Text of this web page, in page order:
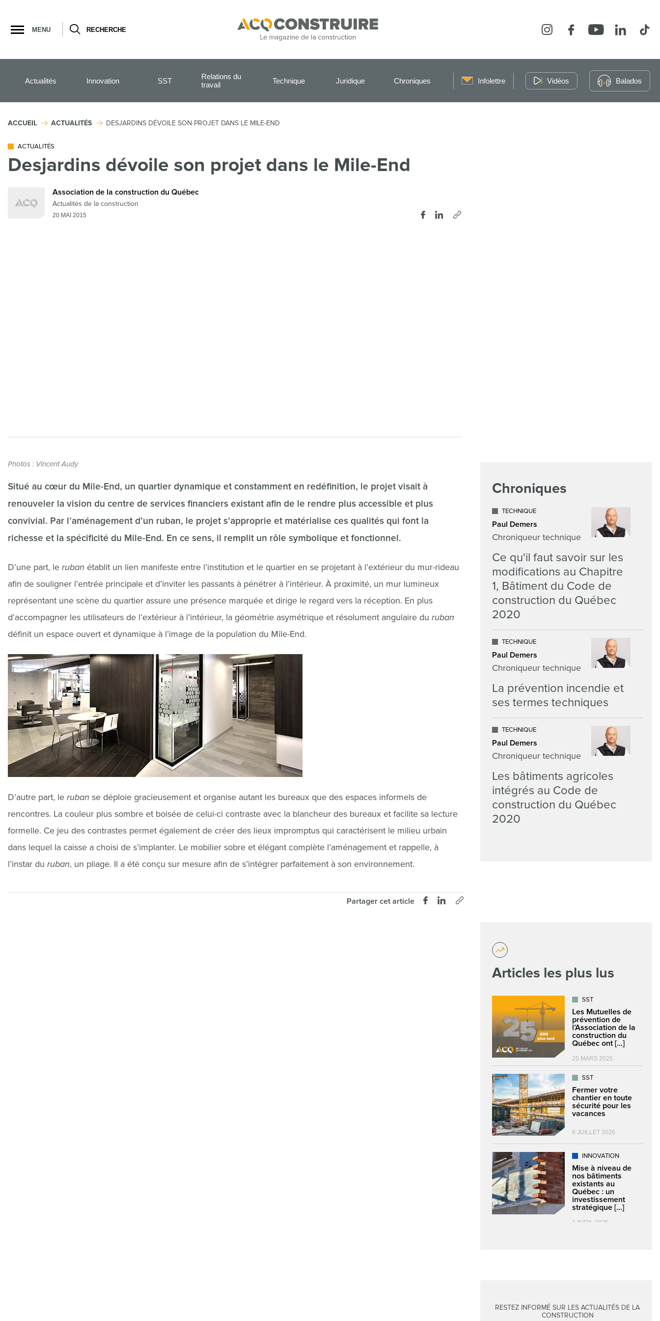
la
navigation
MENU RECHERCHE InstagramFacebookYouTubeLinkedIn
Actualités Innovation SST
Relations du
travail
Technique Juridique Chroniques Infolettre Vidéos Balados
ACCUEIL ACTUALITÉS DESJARDINS DÉVOILE SON PROJET DANS LE MILE-END
ACTUALITÉS
Desjardins dévoile son projet dans le Mile-End
Association de la construction du Québec
Actualités de la construction
20 MAI 2015
Photos : Vincent Audy
Situé au cœur du Mile-End, un quartier dynamique et constamment en redéfinition, le projet visait à
renouveler la vision du centre de services financiers existant afin de le rendre plus accessible et plus
convivial. Par l’aménagement d’un ruban, le projet s’approprie et matérialise ces qualités qui font la
richesse et la spécificité du Mile-End. En ce sens, il remplit un rôle symbolique et fonctionnel.
D’une part, le ruban établit un lien manifeste entre l’institution et le quartier en se projetant à l’extérieur du mur-rideau
afin de souligner l’entrée principale et d’inviter les passants à pénétrer à l’intérieur. À proximité, un mur lumineux
représentant une scène du quartier assure une présence marquée et dirige le regard vers la réception. En plus
d’accompagner les utilisateurs de l’extérieur à l’intérieur, la géométrie asymétrique et résolument angulaire du ruban
définit un espace ouvert et dynamique à l’image de la population du Mile-End.
D’autre part, le ruban se déploie gracieusement et organise autant les bureaux que des espaces informels de
rencontres. La couleur plus sombre et boisée de celui-ci contraste avec la blancheur des bureaux et facilite sa lecture
formelle. Ce jeu des contrastes permet également de créer des lieux impromptus qui caractérisent le milieu urbain
dans lequel la caisse a choisi de s’implanter. Le mobilier sobre et élégant complète l’aménagement et rappelle, à
l’instar du ruban, un pliage. Il a été conçu sur mesure afin de s’intégrer parfaitement à son environnement.
Partager cet article
Chroniques
TECHNIQUE
Paul Demers
Chroniqueur technique
Ce qu'il faut savoir sur les
modifications au Chapitre
1, Bâtiment du Code de
construction du Québec
2020
TECHNIQUE
Paul Demers
Chroniqueur technique
La prévention incendie et
ses termes techniques
TECHNIQUE
Paul Demers
Chroniqueur technique
Les bâtiments agricoles
intégrés au Code de
construction du Québec
2020
Articles les plus lus
SST
Les Mutuelles de
prévention de
l’Association de la
construction du
Québec ont [...]
25 MARS 2025
SST
Fermer votre
chantier en toute
sécurité pour les
vacances
6 JUILLET 2026
INNOVATION
Mise à niveau de
nos bâtiments
existants au
Québec : un
investissement
stratégique [...]
1 AVRIL 2025
RESTEZ INFORMÉ SUR LES ACTUALITÉS DE LA
CONSTRUCTION